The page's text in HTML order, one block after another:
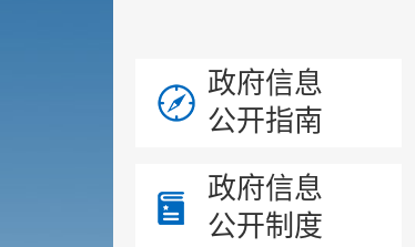
政府信息
公开指南
政府信息
公开制度